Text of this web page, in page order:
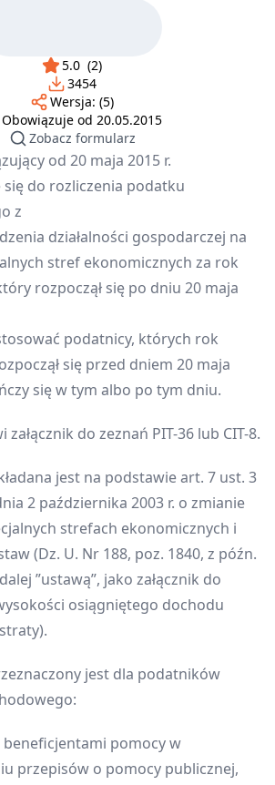
5.0 (2)
3454
Wersja: (5)
Obowiązuje od 20.05.2015
Zobacz formularz
od 20 maja 2015 r.
do rozliczenia podatku
z
działalności gospodarczej na
stref ekonomicznych za rok
rozpoczął się po dniu 20 maja
podatnicy, których rok
się przed dniem 20 maja
się w tym albo po tym dniu.
załącznik do zeznań PIT-36 lub CIT-8.
jest na podstawie art. 7 ust. 3
2 października 2003 r. o zmianie
strefach ekonomicznych i
(Dz. U. Nr 188, poz. 1840, z późn.
”ustawą”, jako załącznik do
osiągniętego dochodu
jest dla podatników
beneficjentami pomocy w
przepisów o pomocy publicznej,